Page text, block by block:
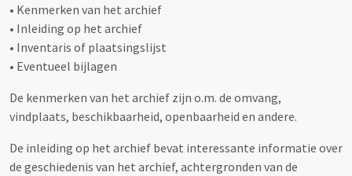
• Kenmerken van het archief
• Inleiding op het archief
• Inventaris of plaatsingslijst
• Eventueel bijlagen
De kenmerken van het archief zijn o.m. de omvang,
vindplaats, beschikbaarheid, openbaarheid en andere.
De inleiding op het archief bevat interessante informatie over
de geschiedenis van het archief, achtergronden van de